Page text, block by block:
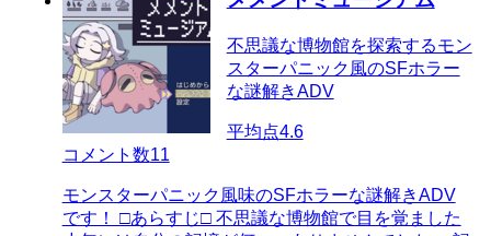
不思議な博物館を探索するモン
スターパニック風のSFホラー
な謎解きADV
平均点4.6
コメント数11
モンスターパニック風味のSFホラーな謎解きADV
です！ □あらすじ□ 不思議な博物館で目を覚ました